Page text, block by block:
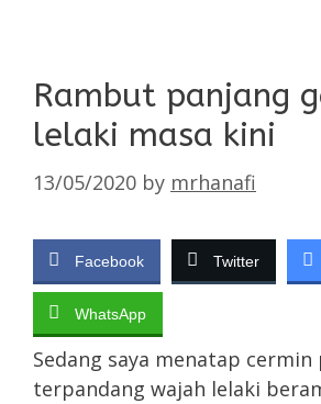
Rambut panjang
lelaki masa kini
13/05/2020 by mrhanafi
Facebook Twitter
WhatsApp
Sedang saya menatap cermin
terpandang wajah lelaki